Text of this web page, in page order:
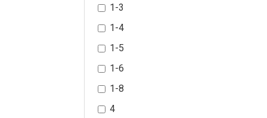
фибергласовые
1-3
1-4
1-5
1-6
1-8
4